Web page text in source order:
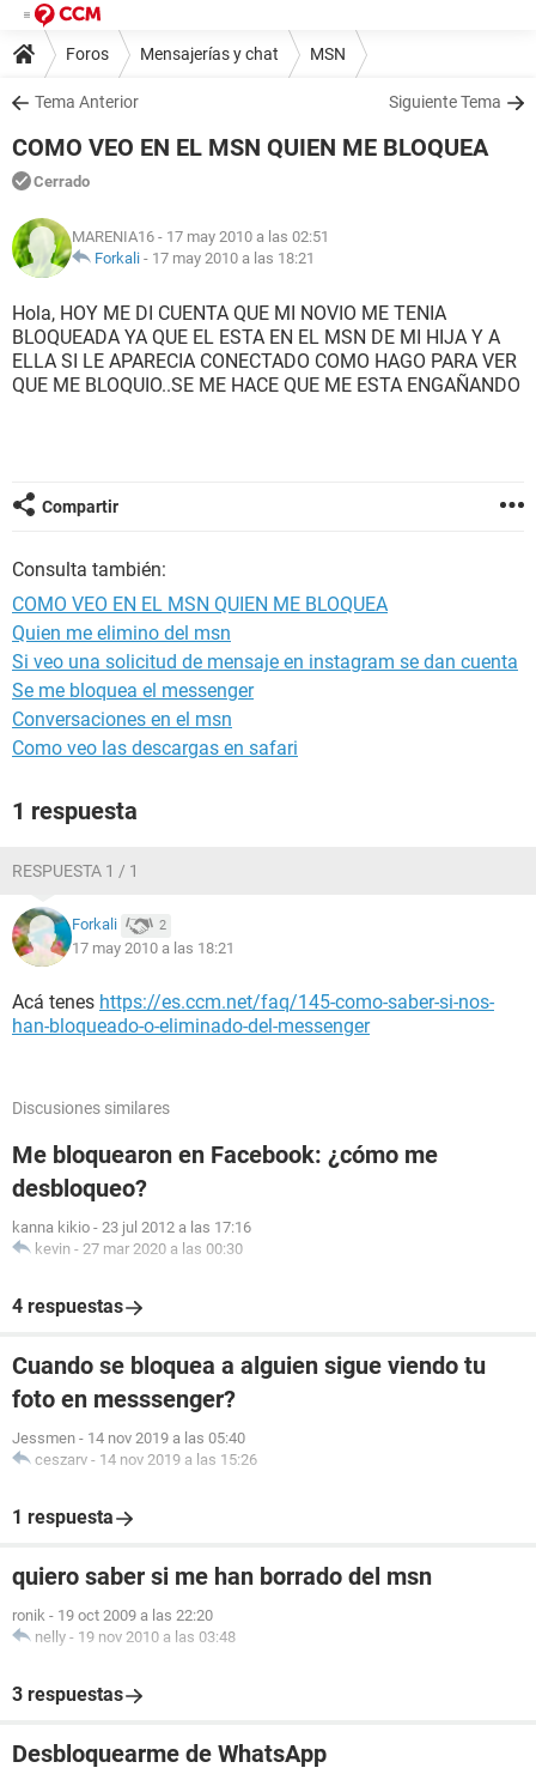
Foros Mensajerías y chat MSN
Tema Anterior Siguiente Tema
COMO VEO EN EL MSN QUIEN ME BLOQUEA
Cerrado
MARENIA16 - 17 may 2010 a las 02:51
Forkali - 17 may 2010 a las 18:21
Hola, HOY ME DI CUENTA QUE MI NOVIO ME TENIA
BLOQUEADA YA QUE EL ESTA EN EL MSN DE MI HIJA Y A
ELLA SI LE APARECIA CONECTADO COMO HAGO PARA VER
QUE ME BLOQUIO..SE ME HACE QUE ME ESTA ENGAÑANDO
Compartir
Consulta también:
COMO VEO EN EL MSN QUIEN ME BLOQUEA
Quien me elimino del msn
Si veo una solicitud de mensaje en instagram se dan cuenta
Se me bloquea el messenger
Conversaciones en el msn
Como veo las descargas en safari
1 respuesta
RESPUESTA 1 / 1
Forkali 2
17 may 2010 a las 18:21
Acá tenes https://es.ccm.net/faq/145-como-saber-si-nos-
han-bloqueado-o-eliminado-del-messenger
Discusiones similares
Me bloquearon en Facebook: ¿cómo me
desbloqueo?
kanna kikio - 23 jul 2012 a las 17:16
kevin - 27 mar 2020 a las 00:30
4 respuestas
Cuando se bloquea a alguien sigue viendo tu
foto en messsenger?
Jessmen - 14 nov 2019 a las 05:40
ceszarv - 14 nov 2019 a las 15:26
1 respuesta
quiero saber si me han borrado del msn
ronik - 19 oct 2009 a las 22:20
nelly - 19 nov 2010 a las 03:48
3 respuestas
Desbloquearme de WhatsApp